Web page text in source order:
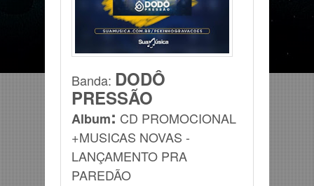
Banda: DODÔ
PRESSÃO
Album: CD PROMOCIONAL
+MUSICAS NOVAS -
LANÇAMENTO PRA
PAREDÃO